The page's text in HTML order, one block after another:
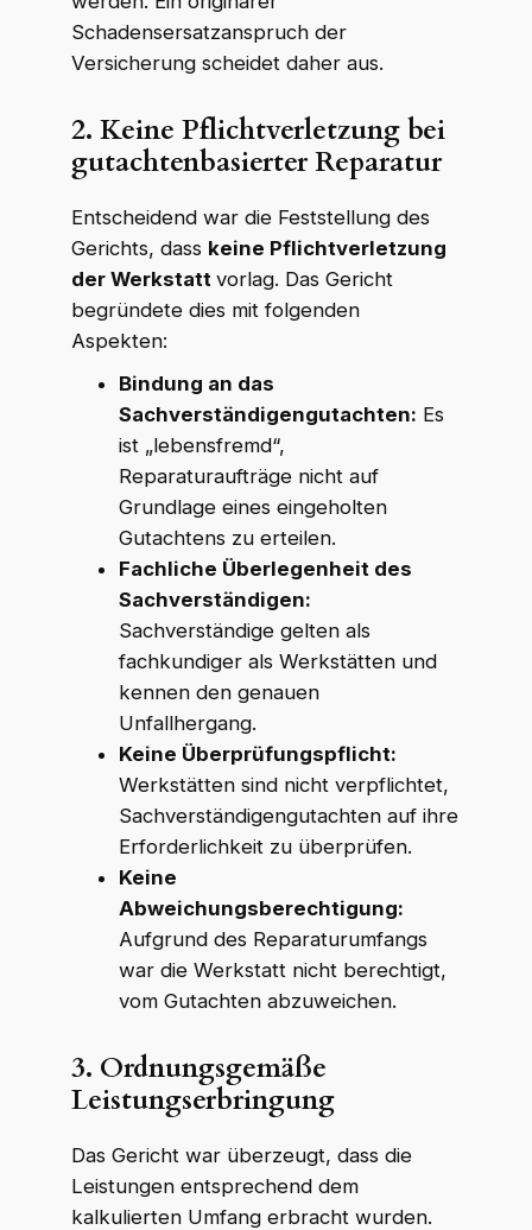
K R WKR Rechtsanwälte
Online · echte Anwälte, kein Callcenter
Schadensersatzanspruch der
Versicherung scheidet daher aus.
2. Keine Pflichtverletzung bei
gutachtenbasierter Reparatur
Entscheidend war die Feststellung des
Gerichts, dass keine Pflichtverletzung
der Werkstatt vorlag. Das Gericht
begründete dies mit folgenden
Aspekten:
Bindung an das
Sachverständigengutachten: Es
ist „lebensfremd“,
Reparaturaufträge nicht auf
Grundlage eines eingeholten
Gutachtens zu erteilen.
Fachliche Überlegenheit des
Sachverständigen:
Sachverständige gelten als
fachkundiger als Werkstätten und
kennen den genauen
Unfallhergang.
Keine Überprüfungspflicht:
Werkstätten sind nicht verpflichtet,
Sachverständigengutachten auf ihre
Erforderlichkeit zu überprüfen.
Keine
Abweichungsberechtigung:
Aufgrund des Reparaturumfangs
war die Werkstatt nicht berechtigt,
vom Gutachten abzuweichen.
3. Ordnungsgemäße
Leistungserbringung
Das Gericht war überzeugt, dass die
Leistungen entsprechend dem
kalkulierten Umfang erbracht wurden.